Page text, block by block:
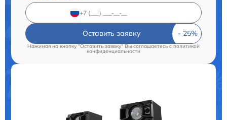
Оставить заявку
Нажимая на кнопку "Оставить заявку" Вы соглашаетесь cполитикой
конфиденциальности